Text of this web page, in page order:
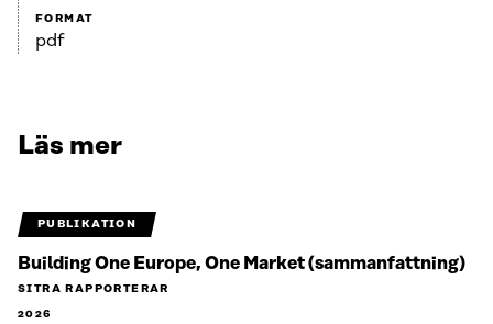
FORMAT
pdf
Läs mer
PUBLIKATION
Building One Europe, One Market (sammanfattning)
SITRA RAPPORTERAR
2026